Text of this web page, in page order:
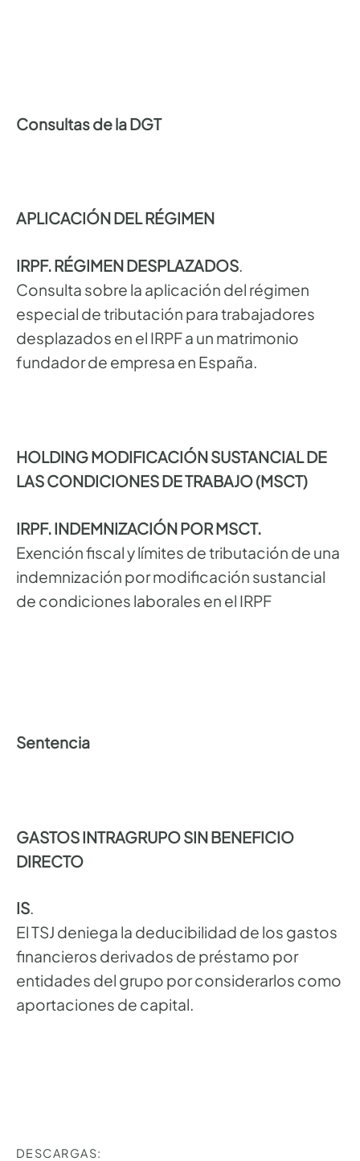
Consultas de la DGT
APLICACIÓN DEL RÉGIMEN
IRPF. RÉGIMEN DESPLAZADOS.
Consulta sobre la aplicación del régimen
especial de tributación para trabajadores
desplazados en el IRPF a un matrimonio
fundador de empresa en España.
HOLDING MODIFICACIÓN SUSTANCIAL DE
LAS CONDICIONES DE TRABAJO (MSCT)
IRPF. INDEMNIZACIÓN POR MSCT.
Exención fiscal y límites de tributación de una
indemnización por modificación sustancial
de condiciones laborales en el IRPF
Sentencia
GASTOS INTRAGRUPO SIN BENEFICIO
DIRECTO
IS.
El TSJ deniega la deducibilidad de los gastos
financieros derivados de préstamo por
entidades del grupo por considerarlos como
aportaciones de capital.
DESCARGAS: